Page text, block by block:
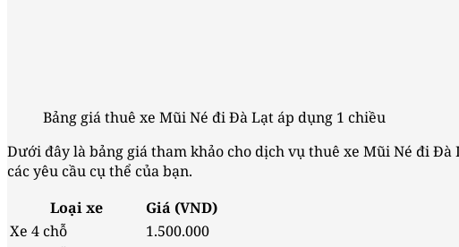
Bảng giá thuê xe Mũi Né đi Đà Lạt áp dụng 1 chiều
Dưới đây là bảng giá tham khảo cho dịch vụ thuê xe Mũi Né đi
các yêu cầu cụ thể của bạn.
Loại xe
Giá (VND)
Xe 4 chỗ
1.500.000